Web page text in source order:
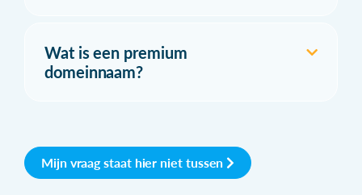
Wat is een premium
domeinnaam?
Mijn vraag staat hier niet tussen